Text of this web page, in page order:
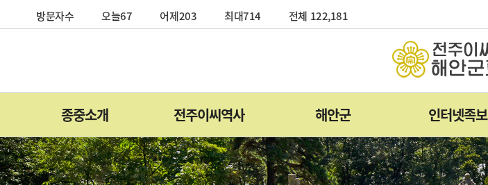
방문자수 오늘67 어제203 최대714 전체 122,181
종중소개 전주이씨역사 해안군 인터넷족보